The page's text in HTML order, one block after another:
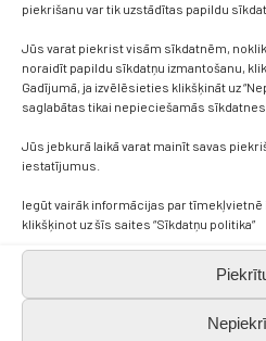
piekrišanu var tik uzstādītas papildu
Jūs varat piekrist visām sīkdatnēm,
noraidīt papildu sīkdatņu izmantošanu,
Gadījumā, ja izvēlēsieties klikšķināt uz
saglabātas tikai nepieciešamās sīkdatnes.
Jūs jebkurā laikā varat mainīt savas
iestatījumus.
Iegūt vairāk informācijas par
klikšķinot uz šīs saites “Sīkdatņu politika”
skola.broceni@saldus.lv